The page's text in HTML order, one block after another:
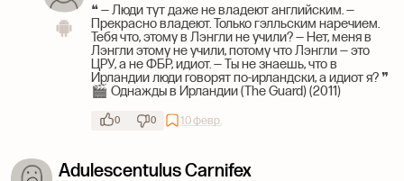
❝ — Люди тут даже не владеют английским. —
Прекрасно владеют. Только гэлльским наречием.
Тебя что, этому в Лэнгли не учили? — Нет, меня в
Лэнгли этому не учили, потому что Лэнгли — это
ЦРУ, а не ФБР, идиот. — Ты не знаешь, что в
Ирландии люди говорят по-ирландски, а идиот я? ❞
🎬 Однажды в Ирландии (The Guard) (2011)
0 0 10 февр.
Adulescentulus Carnifex